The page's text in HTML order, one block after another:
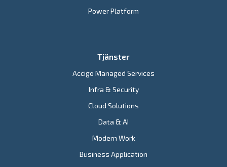
Power Platform
Tjänster
Accigo Managed Services
Infra & Security
Cloud Solutions
Data & AI
Modern Work
Business Application